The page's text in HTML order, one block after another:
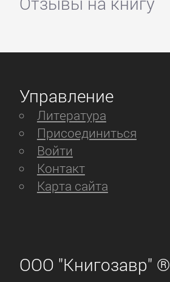
Управление
Литература
Присоединиться
Войти
Контакт
Карта сайта
ООО "Книгозавр" ®